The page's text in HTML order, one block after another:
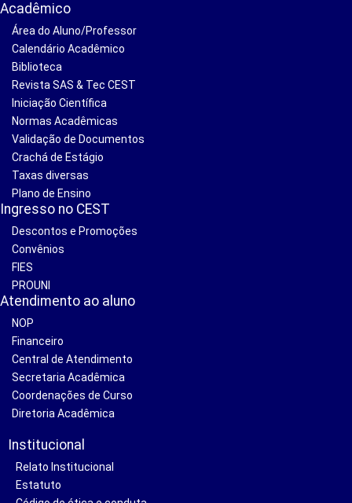
Acadêmico
Área do Aluno/Professor
Calendário Acadêmico
Biblioteca
Revista SAS & Tec CEST
Iniciação Científica
Normas Acadêmicas
Validação de Documentos
Crachá de Estágio
Taxas diversas
Plano de Ensino
Ingresso no CEST
Descontos e Promoções
Convênios
FIES
PROUNI
Atendimento ao aluno
NOP
Financeiro
Central de Atendimento
Secretaria Acadêmica
Coordenações de Curso
Diretoria Acadêmica
Institucional
Relato Institucional
Estatuto